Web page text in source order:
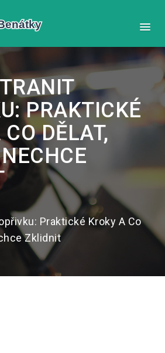
PRAKTICKÉ
DĚLAT,
Praktické Kroky A Co
Zklidnit